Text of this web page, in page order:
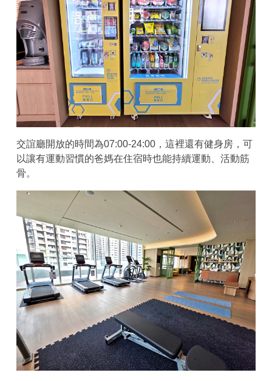
交誼廳開放的時間為07:00-24:00，這裡還有健身房，可
以讓有運動習慣的爸媽在住宿時也能持續運動、活動筋
骨。